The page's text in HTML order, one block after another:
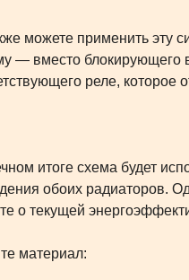
можете применить эту
— вместо блокирующего
реле,
итоге схема будет
обоих радиаторов.
о текущей
материал: